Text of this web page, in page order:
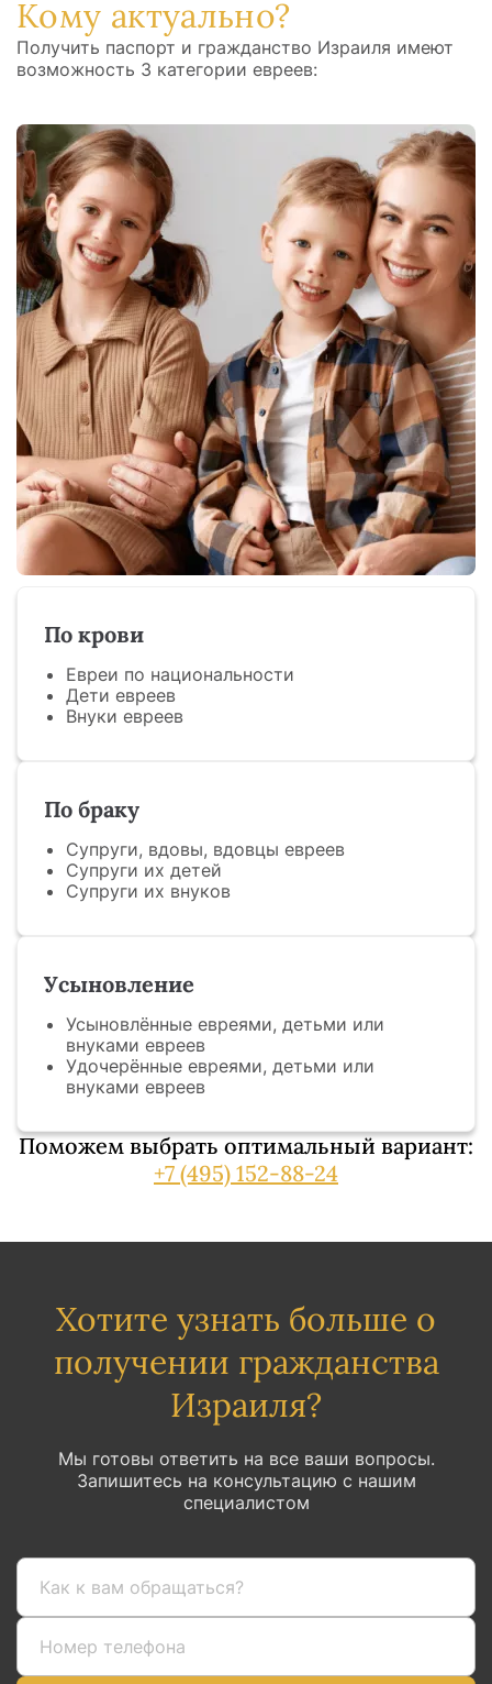
Кому актуально?
Получить паспорт и гражданство Израиля имеют
возможность 3 категории евреев:
По крови
Евреи по национальности
Дети евреев
Внуки евреев
По браку
Супруги, вдовы, вдовцы евреев
Супруги их детей
Супруги их внуков
Усыновление
Усыновлённые евреями, детьми или
внуками евреев
Удочерённые евреями, детьми или
внуками евреев
Поможем выбрать оптимальный вариант:
+7 (495) 152-88-24
Хотите узнать больше о
получении гражданства
Израиля?
Мы готовы ответить на все ваши вопросы.
Запишитесь на консультацию с нашим
специалистом